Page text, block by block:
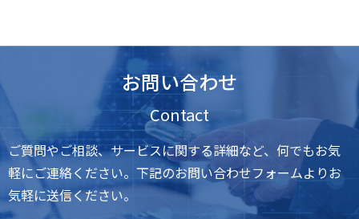
お問い合わせ
Contact
ご質問やご相談、サービスに関する詳細など、何でもお気
軽にご連絡ください。下記のお問い合わせフォームよりお
気軽に送信ください。